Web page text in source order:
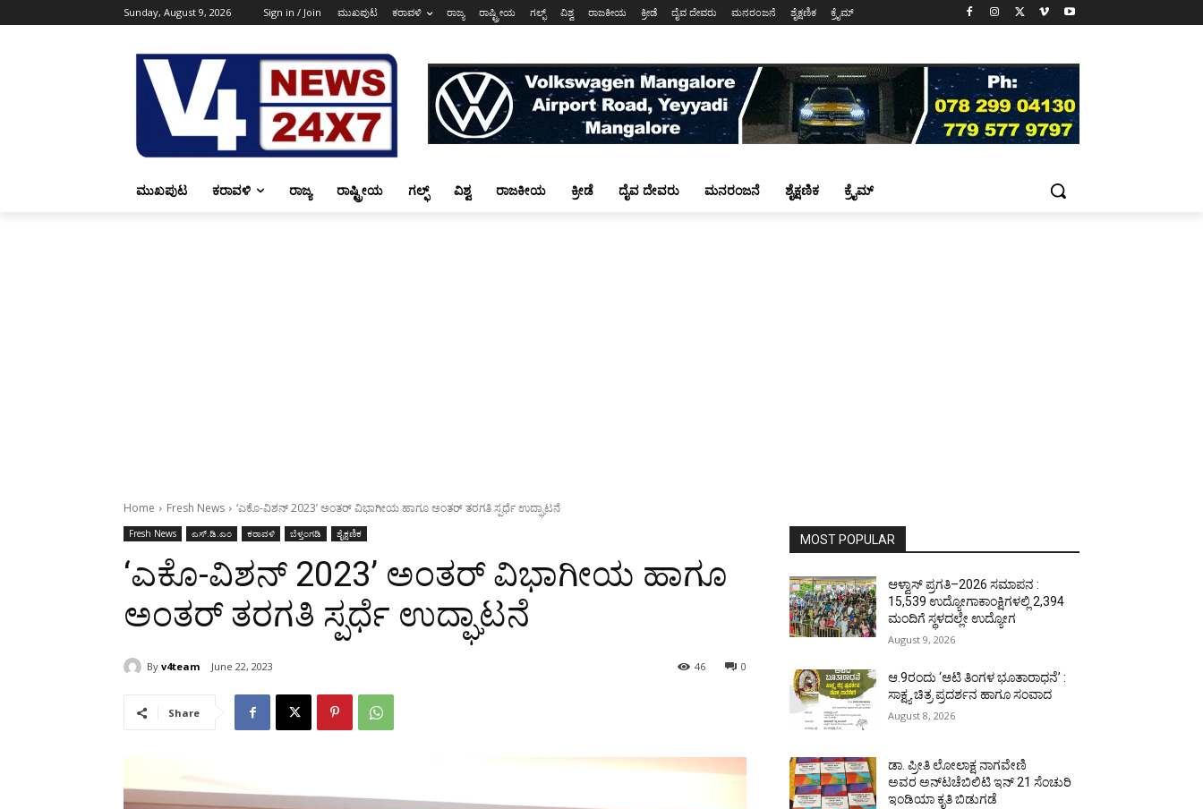
Sunday, August 9, 2026 Sign in / Join ಮುಖಪುಟ ಕರಾವಳಿ ರಾಜ್ಯ ರಾಷ್ಟ್ರೀಯ ಗಲ್ಫ್ ವಿಶ್ವ ರಾಜಕೀಯ ಕ್ರೀಡೆ ದೈವ ದೇವರು ಮನರಂಜನೆ ಶೈಕ್ಷಣಿಕ ಕ್ರೈಮ್
ಮುಖಪುಟ ಕರಾವಳಿ ರಾಜ್ಯ ರಾಷ್ಟ್ರೀಯ ಗಲ್ಫ್ ವಿಶ್ವ ರಾಜಕೀಯ ಕ್ರೀಡೆ ದೈವ ದೇವರು ಮನರಂಜನೆ ಶೈಕ್ಷಣಿಕ ಕ್ರೈಮ್
Home Fresh News ‘ಎಕೊ-ವಿಶನ್ 2023’ ಅಂತರ್ ವಿಭಾಗೀಯ ಹಾಗೂ ಅಂತರ್ ತರಗತಿ ಸ್ಪರ್ಧೆ ಉದ್ಘಾಟನೆ
Fresh News ಎಸ್‌.ಡಿ.ಎಂ ಕರಾವಳಿ ಬೆಳ್ತಂಗಡಿ ಶೈಕ್ಷಣಿಕ
‘ಎಕೊ-ವಿಶನ್ 2023’ ಅಂತರ್ ವಿಭಾಗೀಯ ಹಾಗೂ
ಅಂತರ್ ತರಗತಿ ಸ್ಪರ್ಧೆ ಉದ್ಘಾಟನೆ
By v4team June 22, 2023 0
46
Share
MOST POPULAR
ಆಳ್ವಾಸ್ ಪ್ರಗತಿ–2026 ಸಮಾಪನ :
15,539 ಉದ್ಯೋಗಾಕಾಂಕ್ಷಿಗಳಲ್ಲಿ 2,394
ಮಂದಿಗೆ ಸ್ಥಳದಲ್ಲೇ ಉದ್ಯೋಗ
August 9, 2026
ಆ.9ರಂದು ‘ಆಟಿ ತಿಂಗಳ ಭೂತಾರಾಧನೆ’ :
ಸಾಕ್ಷ್ಯ ಚಿತ್ರ ಪ್ರದರ್ಶನ ಹಾಗೂ ಸಂವಾದ
August 8, 2026
ಡಾ. ಪ್ರೀತಿ ಲೋಲಾಕ್ಷ ನಾಗವೇಣಿ
ಅವರ ಅನ್‌ಟಚೆಬಿಲಿಟಿ ಇನ್ 21 ಸೆಂಚುರಿ
ಇಂಡಿಯಾ ಕೃತಿ ಬಿಡುಗಡೆ